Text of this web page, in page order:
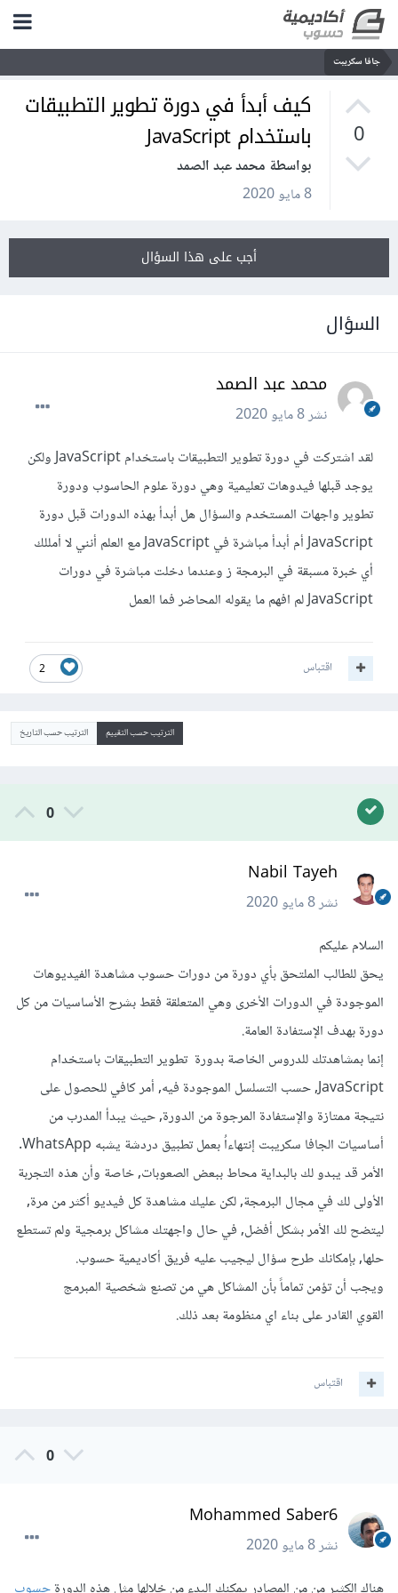
جافا سكريبت
0
كيف أبدأ في دورة تطوير التطبيقات
باستخدام JavaScript
بواسطة محمد عبد الصمد
8 مايو 2020
أجب على هذا السؤال
السؤال
محمد عبد الصمد
نشر8 مايو 2020
لقد اشتركت في دورة تطوير التطبيقات باستخدام JavaScript ولكن
يوجد قبلها فيدوهات تعليمية وهي دورة علوم الحاسوب ودورة
تطوير واجهات المستخدم والسؤال هل أبدأ بهذه الدورات قبل دورة
JavaScript أم أبدأ مباشرة في JavaScript مع العلم أنني لا أمللك
أي خبرة مسبقة في البرمجة ز وعندما دخلت مباشرة في دورات
JavaScript لم افهم ما يقوله المحاضر فما العمل
2 اقتباس
الترتيب حسب التقييم الترتيب حسب التاريخ
0
Nabil Tayeh
نشر8 مايو 2020
السلام عليكم
يحق للطالب الملتحق بأي دورة من دورات حسوب مشاهدة الفيديوهات
الموجودة في الدورات الأخرى وهي المتعلقة فقط بشرح الأساسيات من كل
دورة بهدف الإستفادة العامة.
إنما بمشاهدتك للدروس الخاصة بدورة تطوير التطبيقات باستخدام
JavaScript, حسب التسلسل الموجودة فيه, أمر كافي للحصول على
نتيجة ممتازة والإستفادة المرجوة من الدورة, حيث يبدأ المدرب من
أساسيات الجافا سكريبت إنتهاءاُ بعمل تطبيق دردشة يشبه WhatsApp.
الأمر قد يبدو لك بالبداية محاط ببعض الصعوبات, خاصة وأن هذه التجربة
الأولى لك في مجال البرمجة, لكن عليك مشاهدة كل فيديو أكثر من مرة,
ليتضح لك الأمر بشكل أفضل, في حال واجهتك مشاكل برمجية ولم تستطع
حلها, بإمكانك طرح سؤال ليجيب عليه فريق أكاديمية حسوب.
ويجب أن تؤمن تماماً بأن المشاكل هي من تصنع شخصية المبرمج
القوي القادر على بناء اي منظومة بعد ذلك.
اقتباس
0
Mohammed Saber6
نشر8 مايو 2020